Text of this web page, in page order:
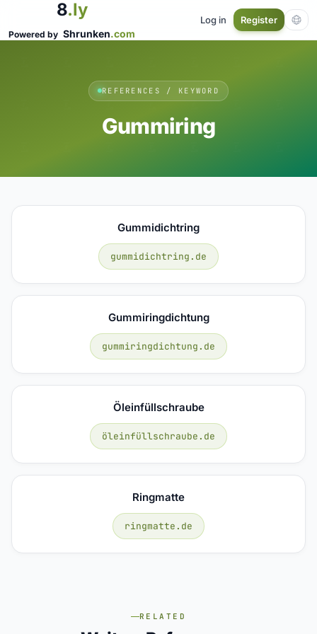
8.ly
Powered by Shrunken.com
Log in Register
REFERENCES / KEYWORD
Gummiring
Gummidichtring
gummidichtring.de
Gummiringdichtung
gummiringdichtung.de
Öleinfüllschraube
öleinfüllschraube.de
Ringmatte
ringmatte.de
RELATED